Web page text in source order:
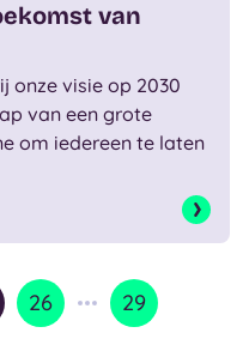
van
onze visie op 2030
van een grote
om iedereen te laten
26 29